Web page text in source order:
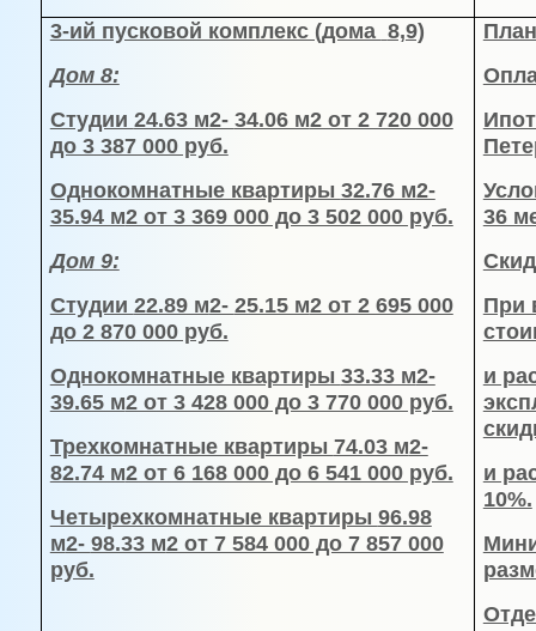
3-ий пусковой комплекс (дома 8,9)
Дом 8:
Студии 24.63 м2- 34.06 м2 от 2 720 000
до 3 387 000 руб.
Однокомнатные квартиры 32.76 м2-
35.94 м2 от 3 369 000 до 3 502 000 руб.
Дом 9:
Студии 22.89 м2- 25.15 м2 от 2 695 000
до 2 870 000 руб.
Однокомнатные квартиры 33.33 м2-
39.65 м2 от 3 428 000 до 3 770 000 руб.
Трехкомнатные квартиры 74.03 м2-
82.74 м2 от 6 168 000 до 6 541 000 руб.
Четырехкомнатные квартиры 96.98
м2- 98.33 м2 от 7 584 000 до 7 857 000
руб.
36
При
и
и
10%.